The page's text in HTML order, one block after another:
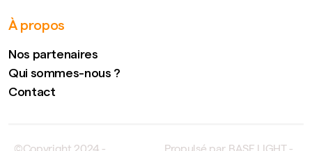
À propos
Nos partenaires
Qui sommes-nous ?
Contact